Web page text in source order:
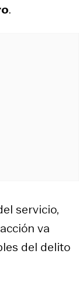
.
servicio,
va
del delito